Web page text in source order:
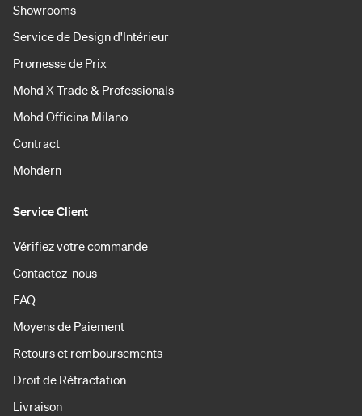
Showrooms
Service de Design d'Intérieur
Promesse de Prix
Mohd X Trade & Professionals
Mohd Officina Milano
Contract
Mohdern
Service Client
Vérifiez votre commande
Contactez-nous
FAQ
Moyens de Paiement
Retours et remboursements
Droit de Rétractation
Livraison